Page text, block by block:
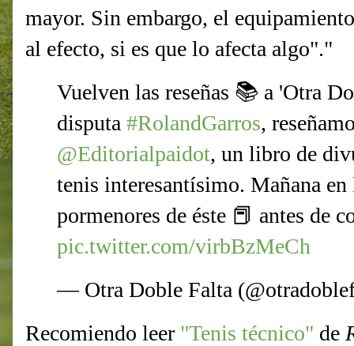
mayor. Sin embargo, el
al efecto, si es que lo afecta algo"."
Vuelven las reseñas 📚 a 'Otra
disputa #RolandGarros,
@Editorialpaidot, un libro de
tenis interesantísimo. Mañana
pormenores de éste 📕 antes de
pic.twitter.com/virbBzMeCh
— Otra Doble Falta
Recomiendo leer "Tenis técnico" de